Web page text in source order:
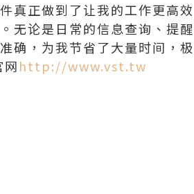
真正做到了让我的工作更高
无论是日常的信息查询、提
确，为我节省了大量时间，
http://www.vst.tw